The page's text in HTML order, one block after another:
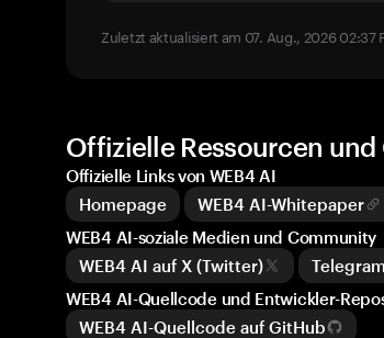
Zuletzt aktualisiert am 07. Aug., 2026 02:37
Offizielle Ressourcen
Offizielle Links von WEB4 AI
Homepage
WEB4 AI-Whitepaper
WEB4 AI-soziale Medien und Community
WEB4 AI auf X (Twitter)
Telegram
WEB4 AI-Quellcode und Entwickler-
WEB4 AI-Quellcode auf GitHub